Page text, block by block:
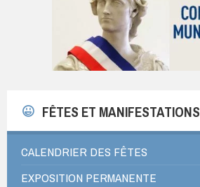
FÊTES ET MANIFESTATIONS
CALENDRIER DES FÊTES
EXPOSITION PERMANENTE